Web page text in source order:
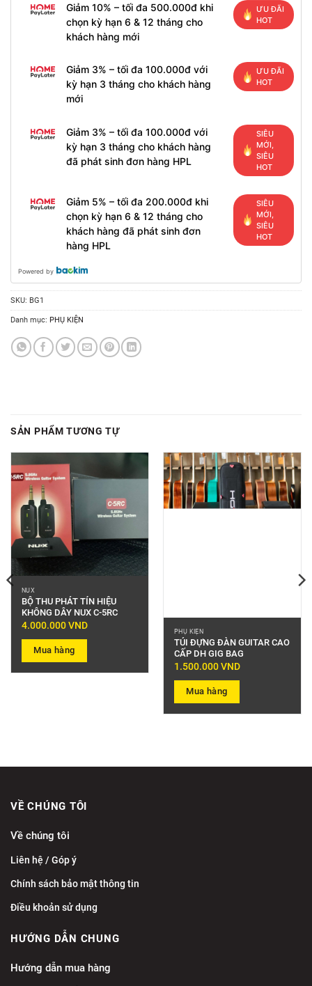
Giảm 10% – tối đa 500.000đ khi
chọn kỳ hạn 6 & 12 tháng cho
khách hàng mới
ƯU ĐÃI
HOT
Giảm 3% – tối đa 100.000đ với
kỳ hạn 3 tháng cho khách hàng
mới
ƯU ĐÃI
HOT
Giảm 3% – tối đa 100.000đ với
kỳ hạn 3 tháng cho khách hàng
đã phát sinh đơn hàng HPL
SIÊU
MỚI,
SIÊU
HOT
Giảm 5% – tối đa 200.000đ khi
chọn kỳ hạn 6 & 12 tháng cho
khách hàng đã phát sinh đơn
hàng HPL
SIÊU
MỚI,
SIÊU
HOT
Powered by
SKU: BG1
Danh mục: PHỤ KIỆN
SẢN PHẨM TƯƠNG TỰ
NUX
BỘ THU PHÁT TÍN HIỆU
KHÔNG DÂY NUX C-5RC
4.000.000VND
Mua hàng
PHỤ KIỆN
TÚI ĐỰNG ĐÀN GUITAR CAO
CẤP DH GIG BAG
1.500.000VND
Mua hàng
VỀ CHÚNG TÔI
Về chúng tôi
Liên hệ / Góp ý
Chính sách bảo mật thông tin
Điều khoản sử dụng
HƯỚNG DẪN CHUNG
Hướng dẫn mua hàng